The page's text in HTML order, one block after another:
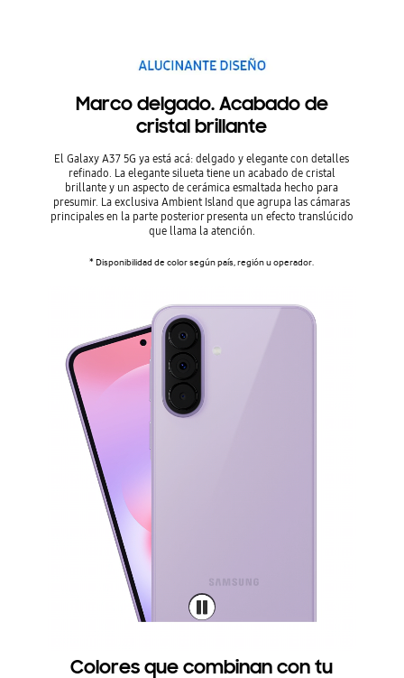
Marco delgado. Acabado de
cristal brillante
El Galaxy A37 5G ya está acá: delgado y elegante con detalles
refinado. La elegante silueta tiene un acabado de cristal
brillante y un aspecto de cerámica esmaltada hecho para
presumir. La exclusiva Ambient Island que agrupa las cámaras
principales en la parte posterior presenta un efecto translúcido
que llama la atención.
* Disponibilidad de color según país, región u operador.
Colores que combinan con tu